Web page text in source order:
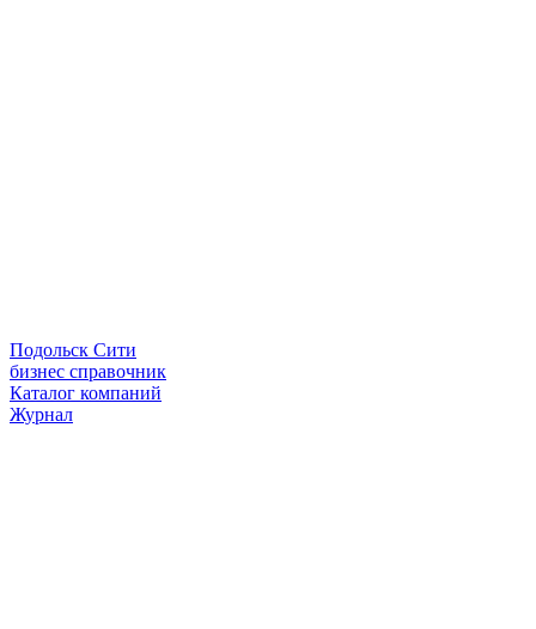
Подольск Сити
бизнес справочник
Каталог компаний
Журнал